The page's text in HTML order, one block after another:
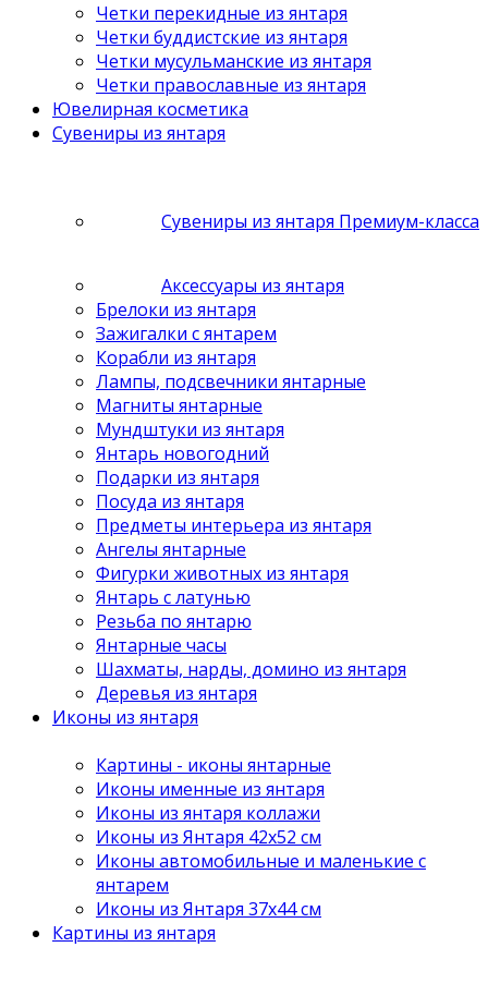
Четки перекидные из янтаря
Четки буддистские из янтаря
Четки мусульманские из янтаря
Четки православные из янтаря
Ювелирная косметика
Сувениры из янтаря
Сувениры из янтаря Премиум-класса
Аксессуары из янтаря
Брелоки из янтаря
Зажигалки с янтарем
Корабли из янтаря
Лампы, подсвечники янтарные
Магниты янтарные
Мундштуки из янтаря
Янтарь новогодний
Подарки из янтаря
Посуда из янтаря
Предметы интерьера из янтаря
Ангелы янтарные
Фигурки животных из янтаря
Янтарь с латунью
Резьба по янтарю
Янтарные часы
Шахматы, нарды, домино из янтаря
Деревья из янтаря
Иконы из янтаря
Картины - иконы янтарные
Иконы именные из янтаря
Иконы из янтаря коллажи
Иконы из Янтаря 42х52 см
Иконы автомобильные и маленькие с
янтарем
Иконы из Янтаря 37х44 см
Картины из янтаря